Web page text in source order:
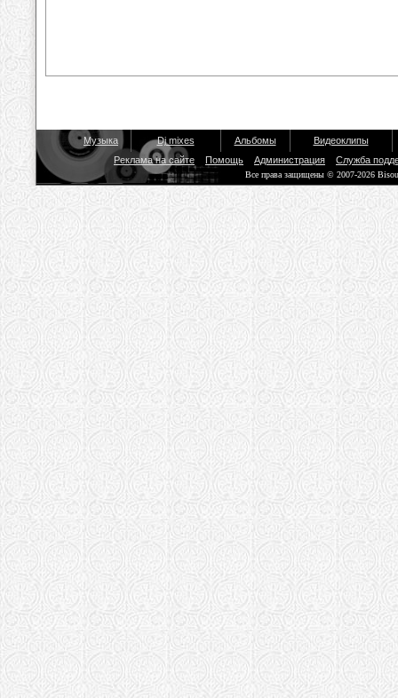
Музыка Dj mixes Альбомы
Видеоклипы
Реклама на сайте
Помощь Администрация Служба
Все права защищены © 2007-2026